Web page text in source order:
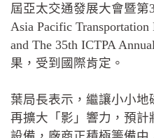
屆亞太交通發展大會暨第
Asia Pacific Transportation
and The 35th ICTPA
果，受到國際肯定。
葉局長表示，繼讓小小
再擴大「影」響力，預